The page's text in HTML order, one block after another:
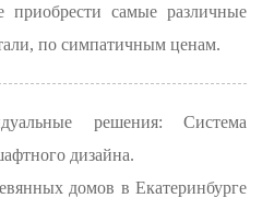
самые различные
по симпатичным ценам.
решения: Система
дизайна.
домов в Екатеринбурге